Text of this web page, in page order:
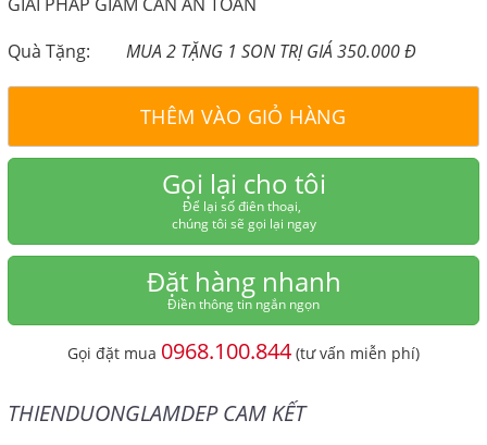
Quà Tặng:
MUA 2 TẶNG 1 SON TRỊ GIÁ 350.000 Đ
THÊM VÀO GIỎ HÀNG
Gọi lại cho tôi
Để lại số điên thoại,
chúng tôi sẽ gọi lại ngay
Đặt hàng nhanh
Điền thông tin ngắn ngọn
Gọi đặt mua 0968.100.844 (tư vấn miễn phí)
THIENDUONGLAMDEP CAM KẾT